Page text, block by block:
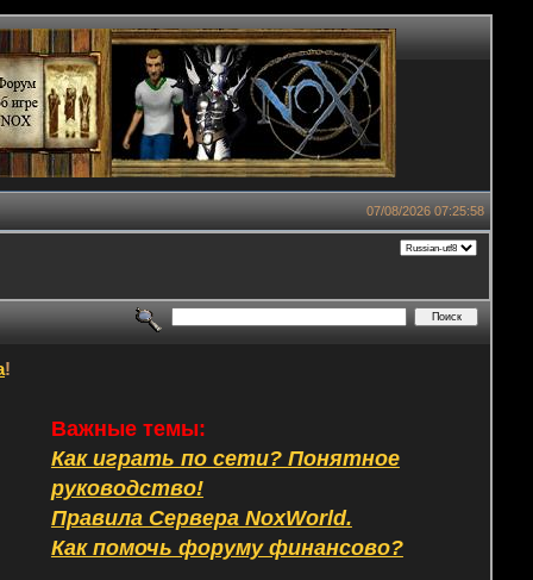
07/08/2026 07:25:58
!
Важные темы:
Как играть по сети? Понятное
руководство!
Правила Сервера NoxWorld.
Как помочь форуму финансово?